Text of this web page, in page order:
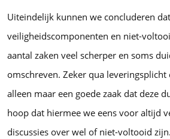
Uiteindelijk kunnen we concluderen
veiligheidscomponenten en niet-
aantal zaken veel scherper en soms
omschreven. Zeker qua leveringsplicht
alleen maar een goede zaak dat deze
hoop dat hiermee we eens voor altijd
discussies over wel of niet-voltooid